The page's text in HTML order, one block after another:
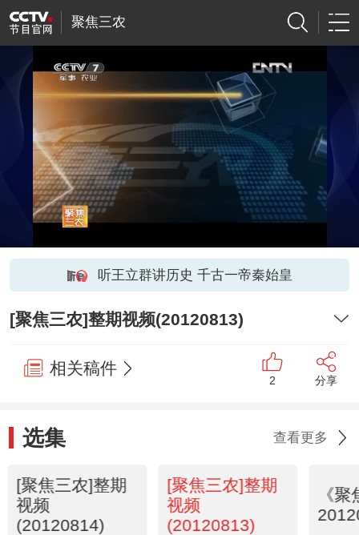
聚焦三农
听王立群讲历史 千古一帝秦始皇
[聚焦三农]整期视频(20120813)
相关稿件
2 分享
选集 查看更多
[聚焦三农]整期
视频
(20120814)
[聚焦三农]整期
视频
(20120813)
《